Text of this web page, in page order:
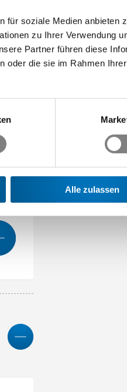
für soziale Medien anbieten
zu Ihrer Verwendung
Partner führen diese
oder die sie im Rahmen
Alle zulassen
Mehr